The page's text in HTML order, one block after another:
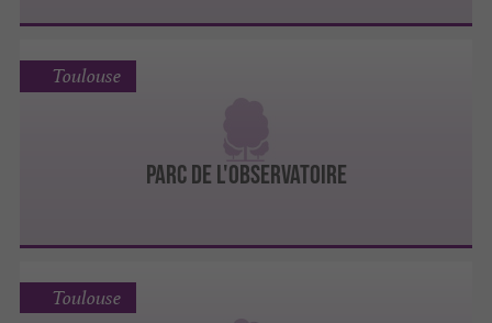
PARC DE L'OBSERVATOIRE
Toulouse
Toulouse